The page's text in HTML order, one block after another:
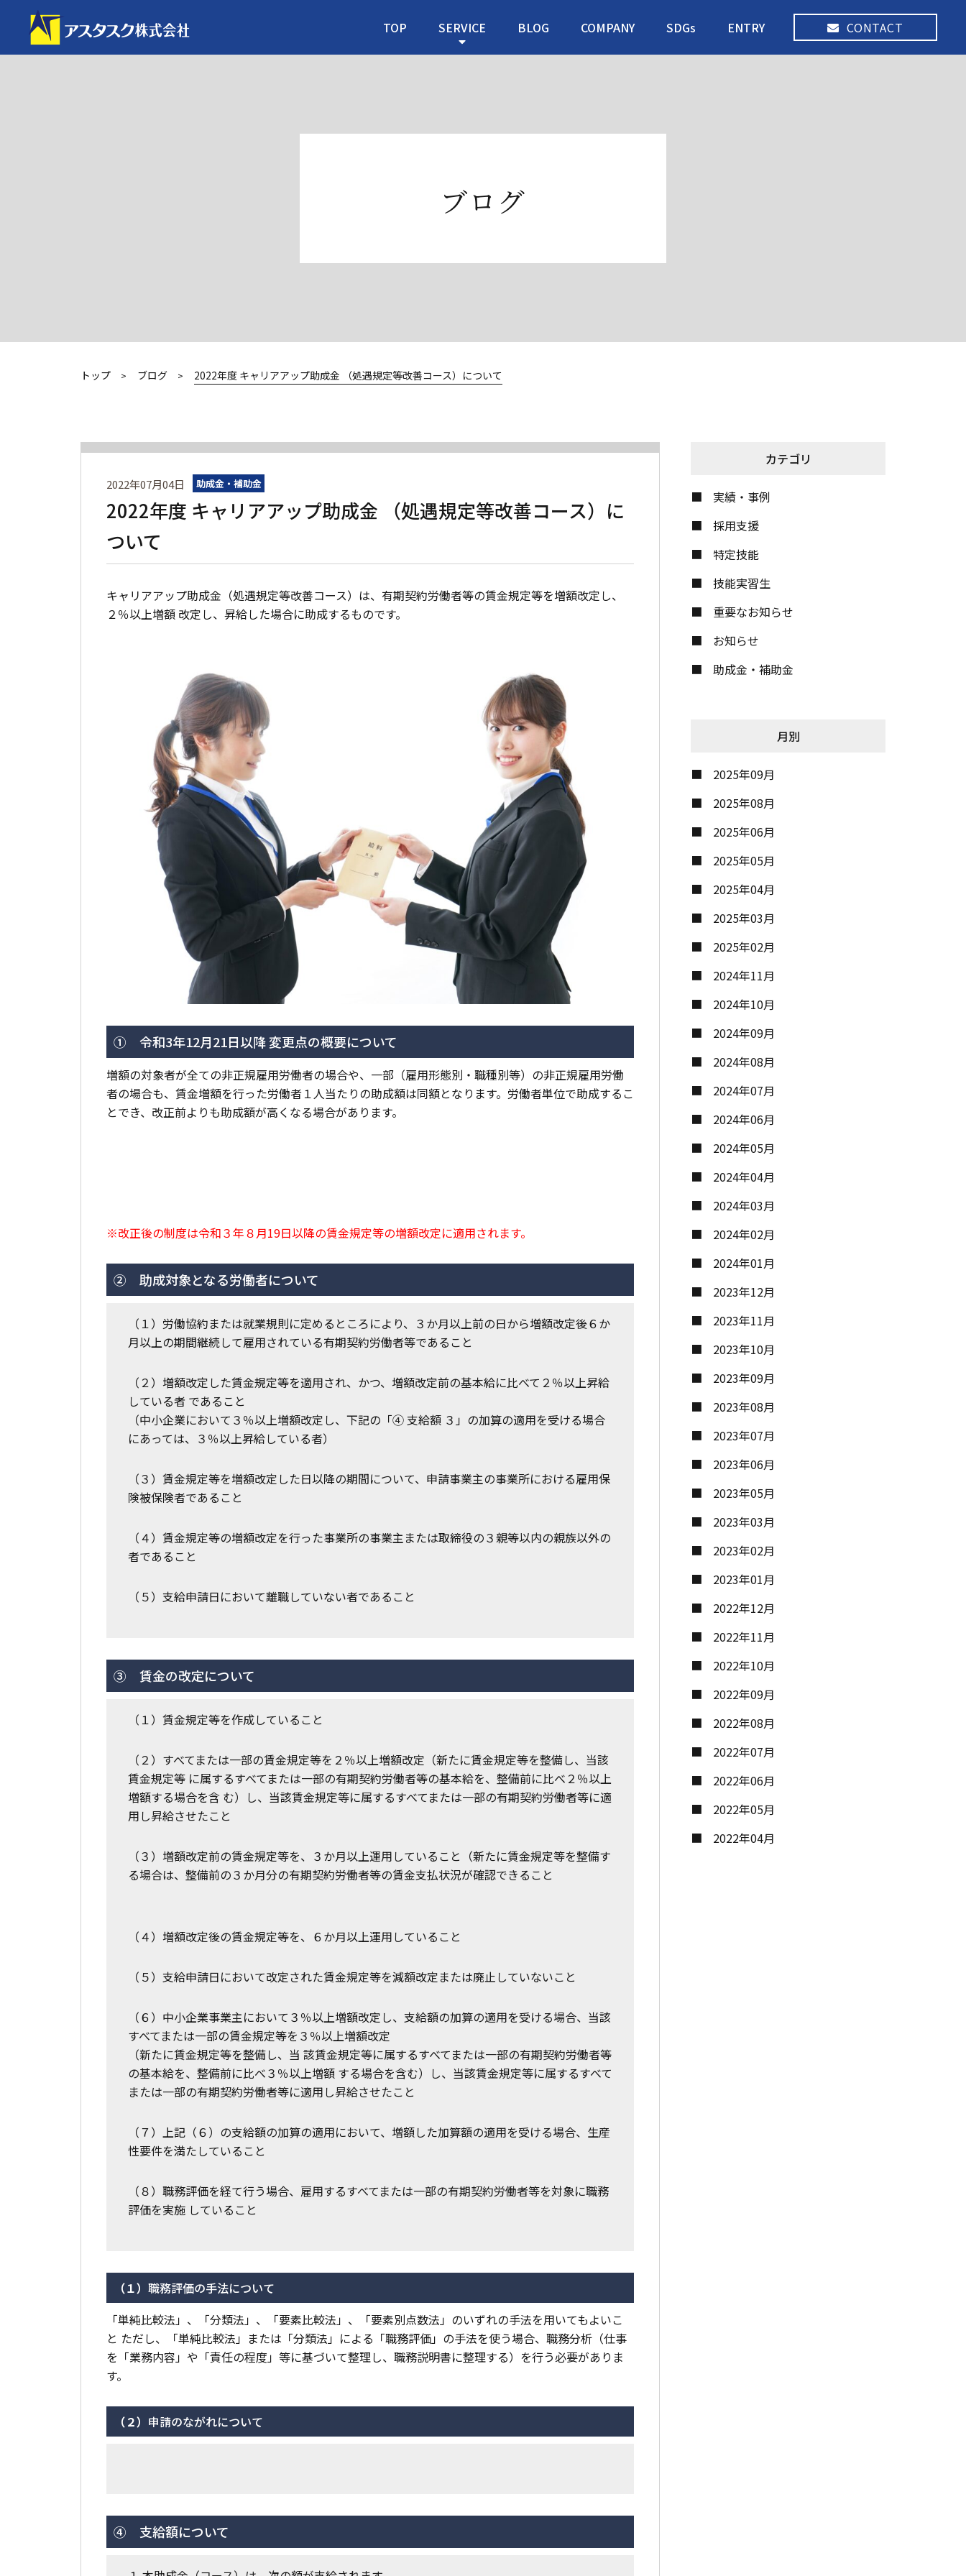
TOP SERVICE BLOG COMPANY SDGs ENTRY CONTACT
ブログ
トップ ブログ 2022年度 キャリアアップ助成金 （処遇規定等改善コース）について
2022年07月04日 助成金・補助金
2022年度 キャリアアップ助成金 （処遇規定等改善コース）に
ついて
キャリアアップ助成金（処遇規定等改善コース）は、有期契約労働者等の賃金規定等を増額改定し、
２％以上増額 改定し、昇給した場合に助成するものです。
① 令和3年12月21日以降 変更点の概要について
増額の対象者が全ての非正規雇用労働者の場合や、一部（雇用形態別・職種別等）の非正規雇用労働
者の場合も、賃金増額を行った労働者１人当たりの助成額は同額となります。労働者単位で助成するこ
とでき、改正前よりも助成額が高くなる場合があります。
※改正後の制度は令和３年８月19日以降の賃金規定等の増額改定に適用されます。
② 助成対象となる労働者について
（１）労働協約または就業規則に定めるところにより、３か月以上前の日から増額改定後６か
月以上の期間継続して雇用されている有期契約労働者等であること
（２）増額改定した賃金規定等を適用され、かつ、増額改定前の基本給に比べて２％以上昇給
している者 であること
（中小企業において３％以上増額改定し、下記の「④ 支給額 ３」の加算の適用を受ける場合
にあっては、３％以上昇給している者）
（３）賃金規定等を増額改定した日以降の期間について、申請事業主の事業所における雇用保
険被保険者であること
（４）賃金規定等の増額改定を行った事業所の事業主または取締役の３親等以内の親族以外の
者であること
（５）支給申請日において離職していない者であること
③ 賃金の改定について
（１）賃金規定等を作成していること
（２）すべてまたは一部の賃金規定等を２％以上増額改定（新たに賃金規定等を整備し、当該
賃金規定等 に属するすべてまたは一部の有期契約労働者等の基本給を、整備前に比べ２％以上
増額する場合を含 む）し、当該賃金規定等に属するすべてまたは一部の有期契約労働者等に適
用し昇給させたこと
（３）増額改定前の賃金規定等を、３か月以上運用していること（新たに賃金規定等を整備す
る場合は、整備前の３か月分の有期契約労働者等の賃金支払状況が確認できること
（４）増額改定後の賃金規定等を、６か月以上運用していること
（５）支給申請日において改定された賃金規定等を減額改定または廃止していないこと
（６）中小企業事業主において３％以上増額改定し、支給額の加算の適用を受ける場合、当該
すべてまたは一部の賃金規定等を３％以上増額改定
（新たに賃金規定等を整備し、当 該賃金規定等に属するすべてまたは一部の有期契約労働者等
の基本給を、整備前に比べ３％以上増額 する場合を含む）し、当該賃金規定等に属するすべて
または一部の有期契約労働者等に適用し昇給させたこと
（７）上記（６）の支給額の加算の適用において、増額した加算額の適用を受ける場合、生産
性要件を満たしていること
（８）職務評価を経て行う場合、雇用するすべてまたは一部の有期契約労働者等を対象に職務
評価を実施 していること
（１） 職務評価の手法について
「単純比較法」、「分類法」、「要素比較法」、「要素別点数法」のいずれの手法を用いてもよいこ
と ただし、「単純比較法」または「分類法」による「職務評価」の手法を使う場合、職務分析（仕事
を「業務内容」や「責任の程度」等に基づいて整理し、職務説明書に整理する）を行う必要がありま
す。
（２） 申請のながれについて
④ 支給額について
カテゴリ
実績・事例
採用支援
特定技能
技能実習生
重要なお知らせ
お知らせ
助成金・補助金
月別
2025年09月
2025年08月
2025年06月
2025年05月
2025年04月
2025年03月
2025年02月
2024年11月
2024年10月
2024年09月
2024年08月
2024年07月
2024年06月
2024年05月
2024年04月
2024年03月
2024年02月
2024年01月
2023年12月
2023年11月
2023年10月
2023年09月
2023年08月
2023年07月
2023年06月
2023年05月
2023年03月
2023年02月
2023年01月
2022年12月
2022年11月
2022年10月
2022年09月
2022年08月
2022年07月
2022年06月
2022年05月
2022年04月